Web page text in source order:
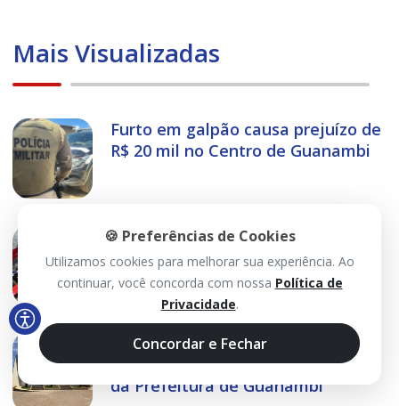
Mais Visualizadas
Furto em galpão causa prejuízo de
R$ 20 mil no Centro de Guanambi
Rondesp apreende motos e
recupera carro furtado em ação
em Guanambi
Prestadores denunciam cinco
meses de atraso em pagamentos
da Prefeitura de Guanambi
🍪 Preferências de Cookies
Utilizamos cookies para melhorar sua experiência. Ao
continuar, você concorda com nossa Política de
Privacidade.
Concordar e Fechar